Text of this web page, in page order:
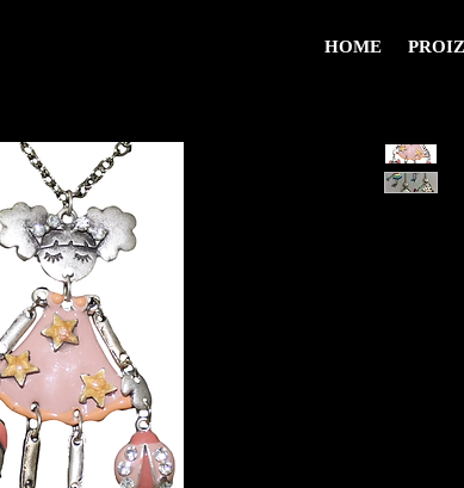
HOME